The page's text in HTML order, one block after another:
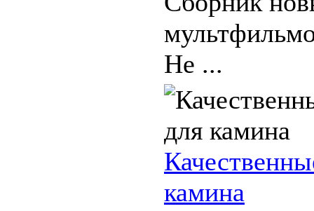
Не ...
камина